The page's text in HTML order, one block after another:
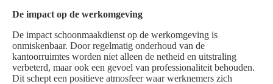
De impact op de werkomgeving
De impact schoonmaakdienst op de werkomgeving is
onmiskenbaar. Door regelmatig onderhoud van de
kantoorruimtes worden niet alleen de netheid en uitstraling
verbeterd, maar ook een gevoel van professionaliteit behouden.
Dit schept een positieve atmosfeer waar werknemers zich